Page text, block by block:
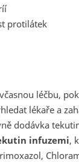
protilátek
léčbu,
lékaře a
dodávka
infuzemi,